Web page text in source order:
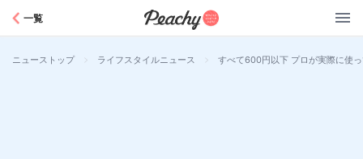
一覧
ニューストップ > ライフスタイルニュース > すべて600円以下 プロが実際に使